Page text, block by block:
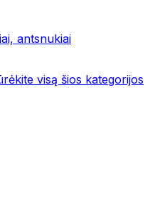
antsnukiai
visą šios kategorijos